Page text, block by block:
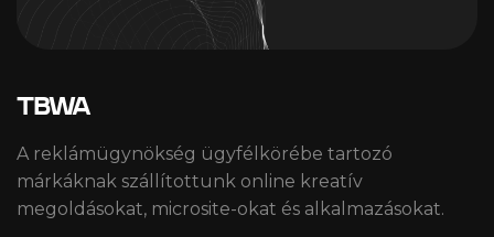
TBWA
A reklámügynökség ügyfélkörébe tartozó
márkáknak szállítottunk online kreatív
megoldásokat, microsite-okat és alkalmazásokat.